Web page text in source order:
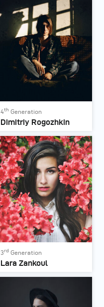
4th Generation
Dimitriy Rogozhkin
3rd Generation
Lara Zankoul